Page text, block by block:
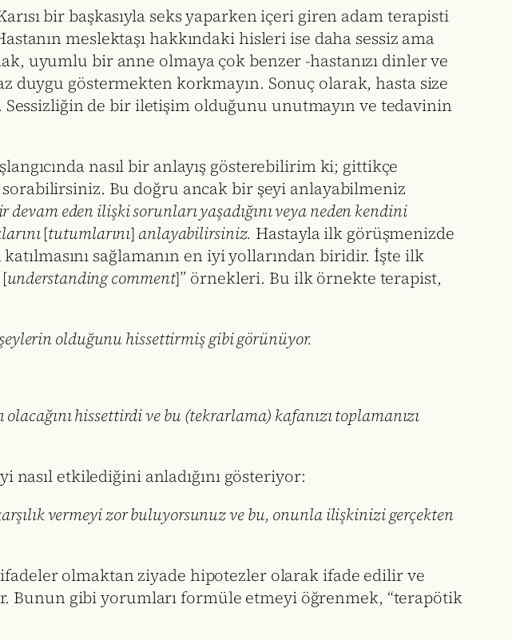
bir başkasıyla seks yaparken içeri giren adam terapisti
meslektaşı hakkındaki hisleri ise daha sessiz ama
uyumlu bir anne olmaya çok benzer -hastanızı dinler ve
duygu göstermekten korkmayın. Sonuç olarak, hasta size
de bir iletişim olduğunu unutmayın ve tedavinin
nasıl bir anlayış gösterebilirim ki; gittikçe
Bu doğru ancak bir şeyi anlayabilmeniz
eden ilişki sorunları yaşadığını veya neden kendini
[tutumlarını] anlayabilirsiniz. Hastayla ilk görüşmenizde
sağlamanın en iyi yollarından biridir. İşte ilk
understanding comment]” örnekleri. Bu ilk örnekte terapist,
olduğunu hissettirmiş gibi görünüyor.
hissettirdi ve bu (tekrarlama) kafanızı toplamanızı
nasıl etkilediğini anladığını gösteriyor:
vermeyi zor buluyorsunuz ve bu, onunla ilişkinizi gerçekten
olmaktan ziyade hipotezler olarak ifade edilir ve
Bunun gibi yorumları formüle etmeyi öğrenmek, “terapötik